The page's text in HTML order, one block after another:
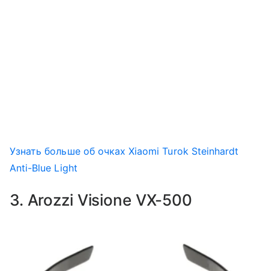
Узнать больше об очках Xiaomi Turok Steinhardt
Anti-Blue Light
3. Arozzi Visione VX-500